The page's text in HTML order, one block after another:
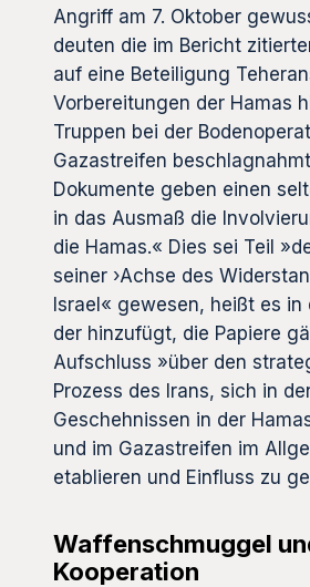
Angriff am 7. Oktober
deuten die im Bericht
auf eine Beteiligung
Vorbereitungen der Hamas
Truppen bei der
Gazastreifen
Dokumente geben einen
in das Ausmaß die
die Hamas.« Dies sei Teil
seiner ›Achse des
Israel« gewesen, heißt es in
der hinzufügt, die Papiere
Aufschluss »über den
Prozess des Irans, sich in
Geschehnissen in der
und im Gazastreifen im
etablieren und Einfluss zu
Waffenschmuggel
Kooperation